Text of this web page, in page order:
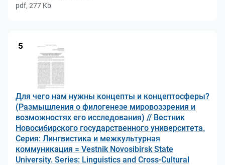
pdf, 277 Kb
5
Для чего нам нужны концепты и концептосферы?
(Размышления о филогенезе мировоззрения и
возможностях его исследования) // Вестник
Новосибирского государственного университета.
Серия: Лингвистика и межкультурная
коммуникация = Vestnik Novosibirsk State
University. Series: Linguistics and Cross-Cultural